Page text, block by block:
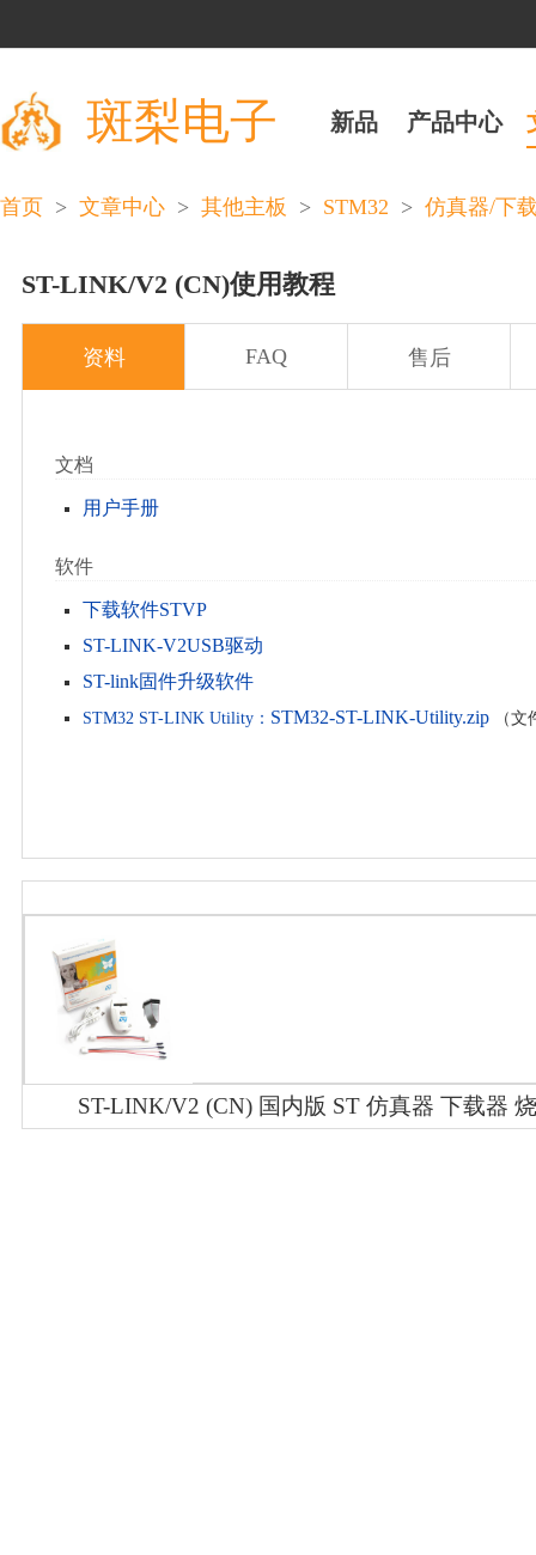
斑梨电子 新品 产品中心
首页 > 文章中心 > 其他主板 > STM32 > 仿真器/下
ST-LINK/V2 (CN)使用教程
资料 FAQ 售后
文档
用户手册
软件
下载软件STVP
ST-LINK-V2USB驱动
ST-link固件升级软件
STM32 ST-LINK Utility： STM32-ST-LINK-Utility.zip‎ （
ST-LINK/V2 (CN) 国内版 ST 仿真器 下载器